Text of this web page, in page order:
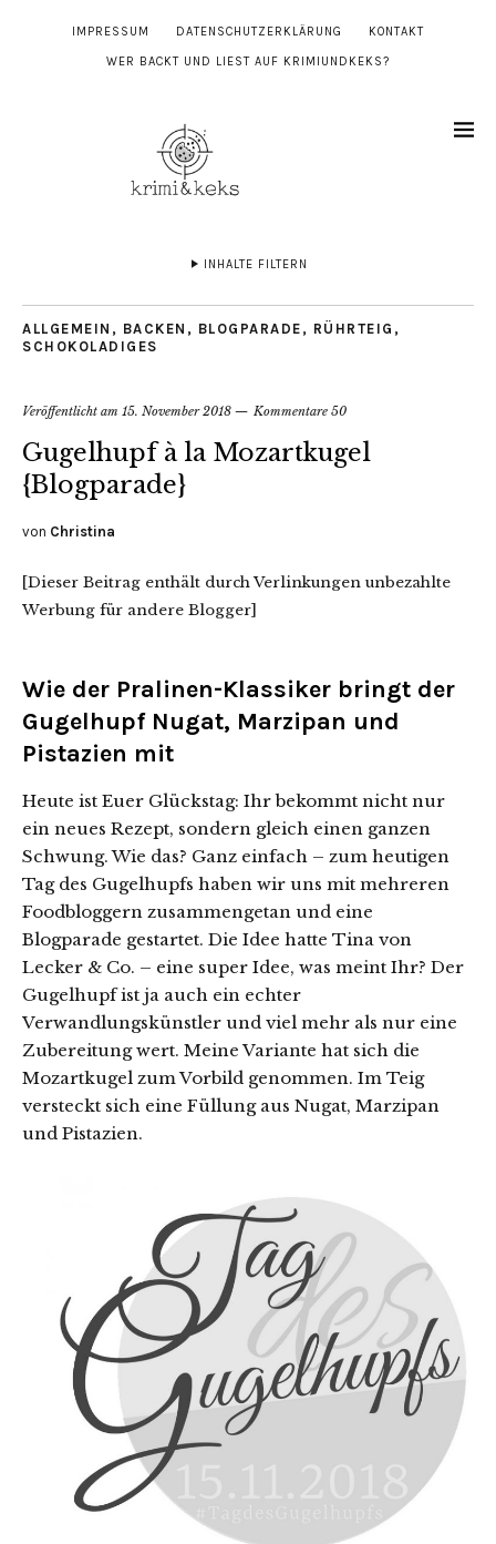
IMPRESSUM DATENSCHUTZERKLÄRUNG KONTAKT
WER BACKT UND LIEST AUF KRIMIUNDKEKS?
INHALTE FILTERN
ALLGEMEIN , BACKEN , BLOGPARADE , RÜHRTEIG ,
SCHOKOLADIGES
Veröffentlicht am 15. November 2018 Kommentare 50
Gugelhupf à la Mozartkugel
{Blogparade}
von Christina
[Dieser Beitrag enthält durch Verlinkungen unbezahlte
Werbung für andere Blogger]
Wie der Pralinen-Klassiker bringt der
Gugelhupf Nugat, Marzipan und
Pistazien mit
Heute ist Euer Glückstag: Ihr bekommt nicht nur
ein neues Rezept, sondern gleich einen ganzen
Schwung. Wie das? Ganz einfach – zum heutigen
Tag des Gugelhupfs haben wir uns mit mehreren
Foodbloggern zusammengetan und eine
Blogparade gestartet. Die Idee hatte Tina von
Lecker & Co. – eine super Idee, was meint Ihr? Der
Gugelhupf ist ja auch ein echter
Verwandlungskünstler und viel mehr als nur eine
Zubereitung wert. Meine Variante hat sich die
Mozartkugel zum Vorbild genommen. Im Teig
versteckt sich eine Füllung aus Nugat, Marzipan
und Pistazien.